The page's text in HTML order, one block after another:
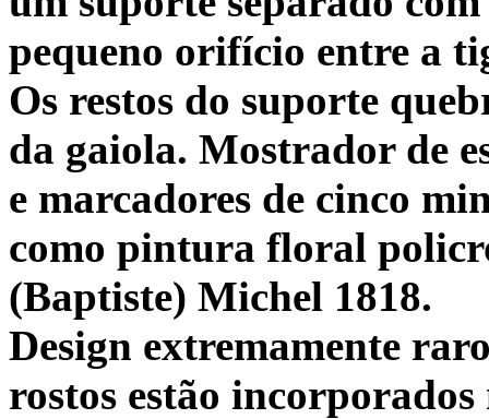
pequeno orifício entre a
Os restos do suporte
da gaiola. Mostrador de
e marcadores de cinco
como pintura floral
(Baptiste) Michel 1818.
Design extremamente
rostos estão